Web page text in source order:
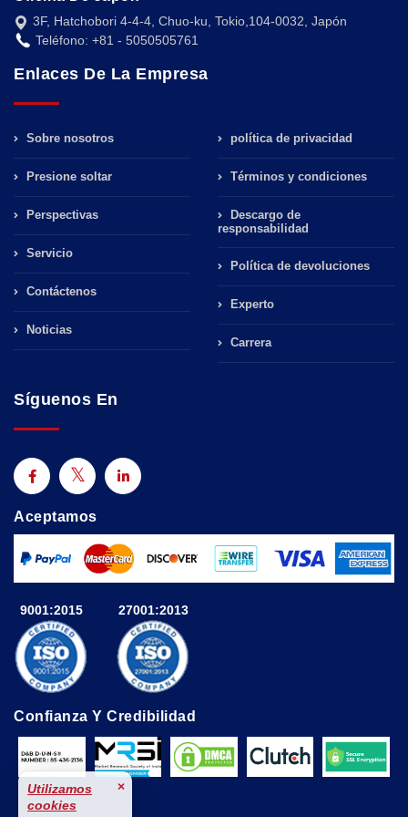
3F, Hatchobori 4-4-4, Chuo-ku, Tokio,104-0032, Japón
Teléfono: +81 - 5050505761
Enlaces De La Empresa
Sobre nosotros
Presione soltar
Perspectivas
Servicio
Contáctenos
Noticias
política de privacidad
Términos y condiciones
Descargo de
responsabilidad
Política de devoluciones
Experto
Carrera
Síguenos En
Aceptamos
9001:2015 27001:2013
Confianza Y Credibilidad
Utilizamos
cookies
×